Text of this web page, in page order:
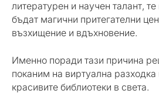
литературен и научен талант,
бъдат магични притегателни
възхищение и вдъхновение.
Именно поради тази причина
поканим на виртуална разходка
красивите библиотеки в света.